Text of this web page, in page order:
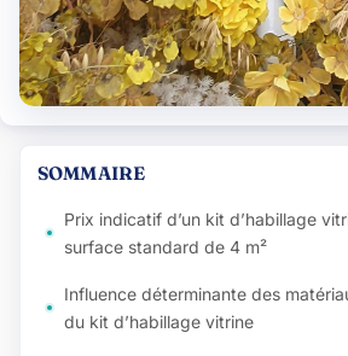
SOMMAIRE
Prix indicatif d’un kit d’habillage
surface standard de 4 m²
Influence déterminante des
du kit d’habillage vitrine